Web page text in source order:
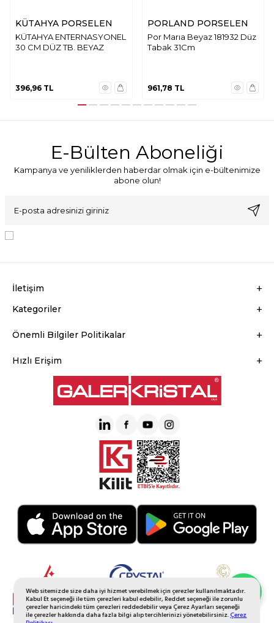
Web sitemizde size daha iyi hizmet verebilmek için çerezler kullanılmaktadır.
Kabul Et seçeneği ile tüm çerezleri kabul edebilir, Reddet seçeneği ile zorunlu
çerezler haricindeki tüm çerezleri reddedebilir veya Çerez Ayarları seçeneği
ile çerezler hakkında daha fazla bilgi alıp tercihlerinizi yönetebilirsiniz.Çerez
KÜTAHYA PORSELEN
KÜTAHYA ENTERNASYONEL
30 CM DÜZ TB. BEYAZ
396,96 TL
PORLAND PORSELEN
Por Marıa Beyaz 181932 Düz
Tabak 31Cm
961,78 TL
E-Bülten Aboneliği
Kampanya ve yeniliklerden haberdar olmak için e-bültenimize
abone olun!
İletişim
Kategoriler
Önemli Bilgiler Politikalar
Hızlı Erişim
Whatsapp Sipariş